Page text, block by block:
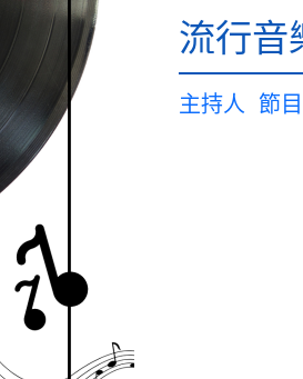
流行音
主持人 節